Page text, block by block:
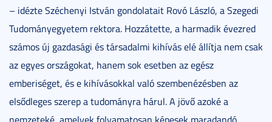
– idézte Széchenyi István gondolatait Rovó László, a Szegedi
Tudományegyetem rektora. Hozzátette, a harmadik évezred
számos új gazdasági és társadalmi kihívás elé állítja nem csak
az egyes országokat, hanem sok esetben az egész
emberiséget, és e kihívásokkal való szembenézésben az
elsődleges szerep a tudományra hárul. A jövő azoké a